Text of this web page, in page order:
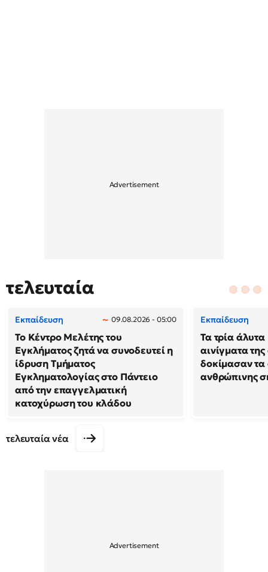
τελευταία
Εκπαίδευση 09.08.2026 - 05:00
Το Κέντρο Μελέτης του
Εγκλήματος ζητά να συνοδευτεί η
ίδρυση Τμήματος
Εγκληματολογίας στο Πάντειο
από την επαγγελματική
κατοχύρωση του κλάδου
Εκπαίδευση
Τα τρία
αινίγματα
δοκίμασαν τα
ανθρώπινης
τελευταία νέα